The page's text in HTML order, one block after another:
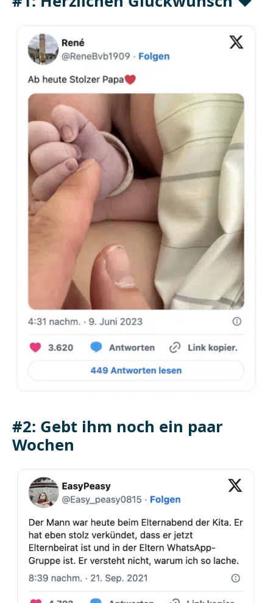
#2: Gebt ihm noch ein paar
Wochen